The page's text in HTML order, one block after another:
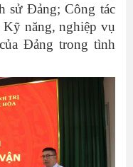
sử Đảng; Công tác
Kỹ năng, nghiệp vụ
Đảng trong tình